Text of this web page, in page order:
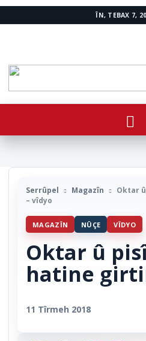
ÎN, TEBAX 7,
Serrûpel Magazîn
Oktar
– vîdyo
MAGAZÎN NÛÇE VÎDYO
Oktar û
hatine
11 Tîrmeh 2018